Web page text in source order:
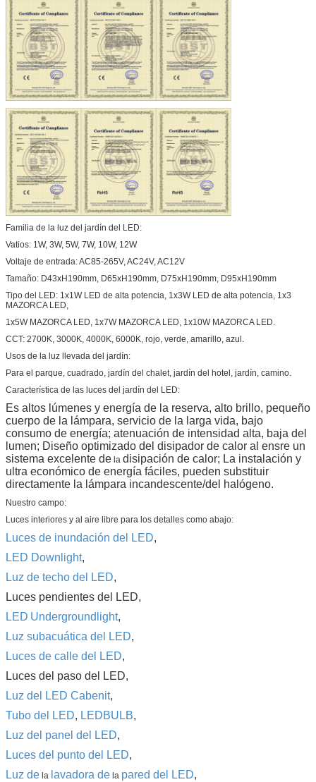
Familia de la luz del jardín del LED:
Vatios: 1W, 3W, 5W, 7W, 10W, 12W
Voltaje de entrada: AC85-265V, AC24V, AC12V
Tamaño: D43xH190mm, D65xH190mm, D75xH190mm, D95xH190mm
Tipo del LED: 1x1W LED de alta potencia, 1x3W LED de alta potencia, 1x3
MAZORCA LED,
1x5W MAZORCA LED, 1x7W MAZORCA LED, 1x10W MAZORCA LED.
CCT: 2700K, 3000K, 4000K, 6000K, rojo, verde, amarillo, azul.
Usos de la luz llevada del jardín:
Para el parque, cuadrado, jardín del chalet, jardín del hotel, jardín, camino.
Característica de las luces del jardín del LED:
Es altos lúmenes y energía de la reserva, alto brillo, pequeño
cuerpo de la lámpara, servicio de la larga vida, bajo
consumo de energía; atenuación de intensidad alta, baja del
lumen; Diseño optimizado del disipador de calor al ensre un
sistema excelente de la disipación de calor; La instalación y
ultra económico de energía fáciles, pueden substituir
directamente la lámpara incandescente/del halógeno.
Nuestro campo:
Luces interiores y al aire libre para los detalles como abajo:
Luces de inundación del LED,
LED Downlight,
Luz de techo del LED,
Luces pendientes del LED,
LED Undergroundlight,
Luz subacuática del LED,
Luces de calle del LED,
Luces del paso del LED,
Luz del LED Cabenit,
Tubo del LED, LEDBULB,
Luz del panel del LED,
Luces del punto del LED,
Luz de la lavadora de la pared del LED,